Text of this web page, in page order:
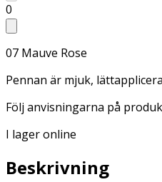
0
07 Mauve Rose
Pennan är mjuk,
Följ anvisningarna på
I lager online
Beskrivning